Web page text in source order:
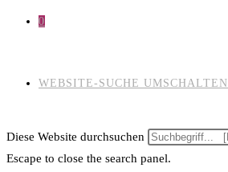
0
WEBSITE-SUCHE UMSCHALTEN
Diese Website durchsuchen
Escape to close the search panel.